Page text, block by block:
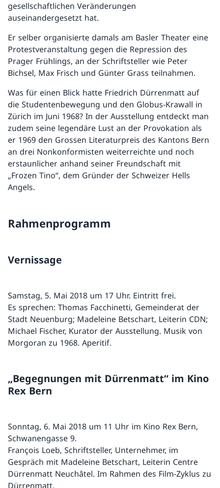
gesellschaftlichen Veränderungen
auseinandergesetzt hat.
Er selber organisierte damals am Basler Theater eine
Protestveranstaltung gegen die Repression des
Prager Frühlings, an der Schriftsteller wie Peter
Bichsel, Max Frisch und Günter Grass teilnahmen.
Was für einen Blick hatte Friedrich Dürrenmatt auf
die Studentenbewegung und den Globus-Krawall in
Zürich im Juni 1968? In der Ausstellung entdeckt man
zudem seine legendäre Lust an der Provokation als
er 1969 den Grossen Literaturpreis des Kantons Bern
an drei Nonkonformisten weiterreichte und noch
erstaunlicher anhand seiner Freundschaft mit
„Frozen Tino“, dem Gründer der Schweizer Hells
Angels.
Rahmenprogramm
Vernissage
Samstag, 5. Mai 2018 um 17 Uhr. Eintritt frei.
Es sprechen: Thomas Facchinetti, Gemeinderat der
Stadt Neuenburg; Madeleine Betschart, Leiterin CDN;
Michael Fischer, Kurator der Ausstellung. Musik von
Morgoran zu 1968. Aperitif.
„Begegnungen mit Dürrenmatt“ im Kino
Rex Bern
Sonntag, 6. Mai 2018 um 11 Uhr im Kino Rex Bern,
Schwanengasse 9.
François Loeb, Schriftsteller, Unternehmer, im
Gespräch mit Madeleine Betschart, Leiterin Centre
Dürrenmatt Neuchâtel. Im Rahmen des Film-Zyklus zu
Dürrenmatt.